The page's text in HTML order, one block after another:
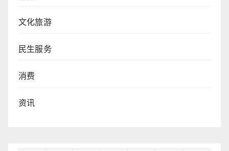
文化旅游
民生服务
消费
资讯